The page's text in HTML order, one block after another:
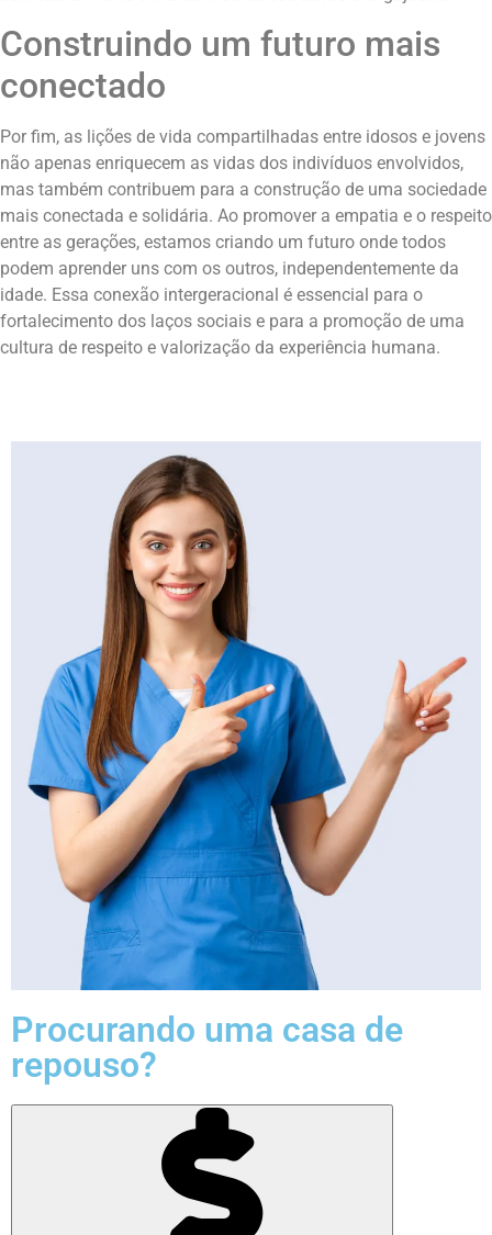
Construindo um futuro mais
conectado
Por fim, as lições de vida compartilhadas entre idosos e jovens
não apenas enriquecem as vidas dos indivíduos envolvidos,
mas também contribuem para a construção de uma sociedade
mais conectada e solidária. Ao promover a empatia e o respeito
entre as gerações, estamos criando um futuro onde todos
podem aprender uns com os outros, independentemente da
idade. Essa conexão intergeracional é essencial para o
fortalecimento dos laços sociais e para a promoção de uma
cultura de respeito e valorização da experiência humana.
Procurando uma casa de
repouso?